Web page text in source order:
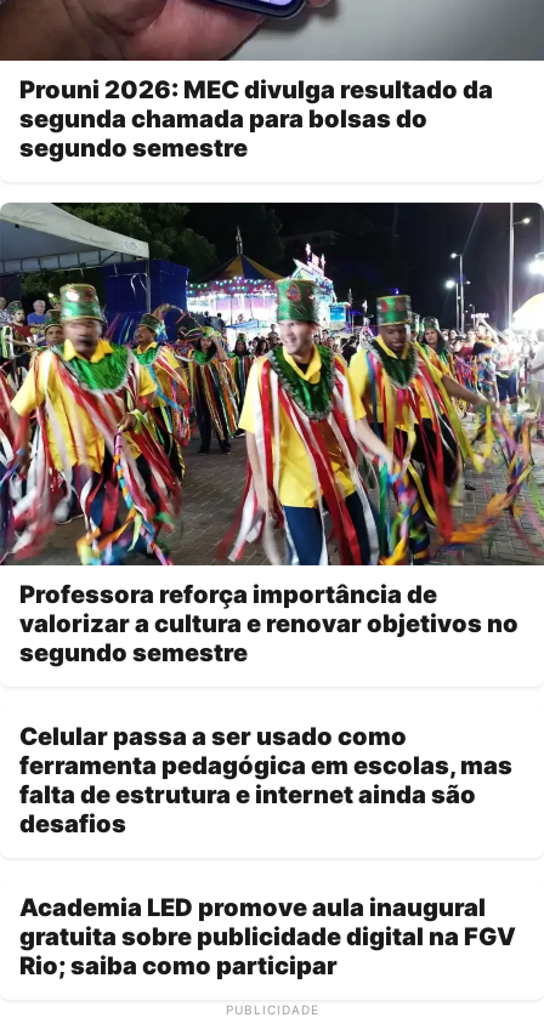
Prouni 2026: MEC divulga resultado da
segunda chamada para bolsas do
segundo semestre
Professora reforça importância de
valorizar a cultura e renovar objetivos no
segundo semestre
Celular passa a ser usado como
ferramenta pedagógica em escolas, mas
falta de estrutura e internet ainda são
desafios
Academia LED promove aula inaugural
gratuita sobre publicidade digital na FGV
Rio; saiba como participar
PUBLICIDADE